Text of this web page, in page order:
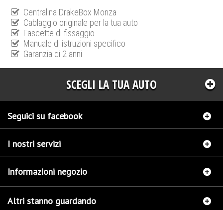
Centralina DrakeBox Monza
Cablaggio originale per la tua auto
Fascette di fissaggio
Manuale di istruzioni specifico
Garanzia di 2 anni
SCEGLI LA TUA AUTO
Seguici su facebook
I nostri servizi
Informazioni negozio
Altri stanno guardando